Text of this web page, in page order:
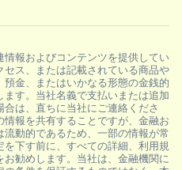
報およびコンテンツを提供してい
セス、または記載されている商品や
金、またはいかなる形態の金銭的
す。当社名義で支払いまたは追加
は、直ちに当社にご連絡くださ
報を共有することですが、金融お
動的であるため、一部の情報が常
下す前に、すべての詳細、利用規
勧めします。当社は、金融機関に